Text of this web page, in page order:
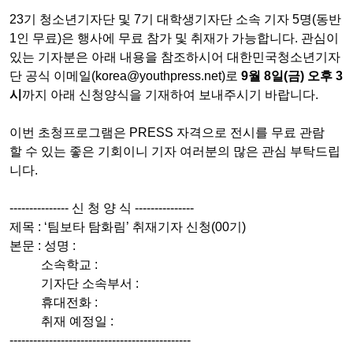
23기 청소년기자단 및 7기 대학생기자단 소속 기자 5명(동반
1인 무료)은 행사에 무료 참가 및 취재가 가능합니다. 관심이
있는 기자분은 아래 내용을 참조하시어 대한민국청소년기자
단 공식 이메일(korea@youthpress.net)로 9월 8일(금) 오후 3
시 까지 아래 신청양식을 기재하여 보내주시기 바랍니다.
이번 초청프로그램은 PRESS 자격으로 전시를 무료 관람
할 수 있는 좋은 기회이니 기자 여러분의 많은 관심 부탁드립
니다.
--------------- 신 청 양 식 ---------------
제목 : ‘팀보타 탐화림’ 취재기자 신청(00기 )
본문 : 성명 :
소속학교 :
기자단 소속부서 :
휴대전화 :
취재 예정일 :
----------------------------------------------